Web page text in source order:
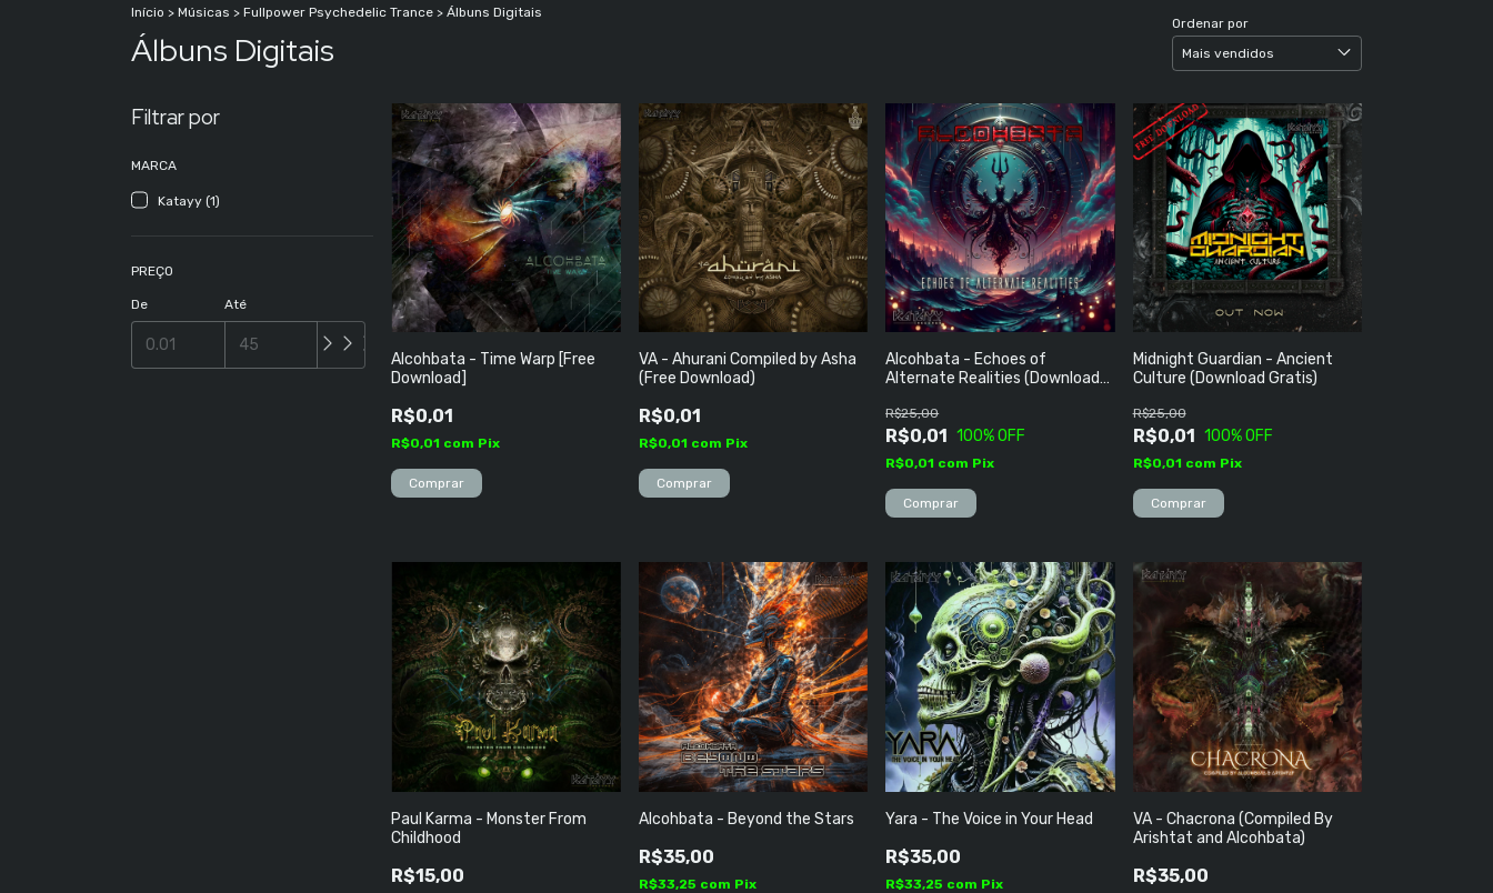
Início > Músicas > Fullpower Psychedelic Trance > Álbuns Digitais
Álbuns Digitais
Ordenar por
Filtrar por
MARCA
Katayy (1)
PREÇO
De Até
Alcohbata - Time Warp [Free
Download]
R$0,01
R$0,01 com Pix
VA - Ahurani Compiled by Asha
(Free Download)
R$0,01
R$0,01 com Pix
Alcohbata - Echoes of
Alternate Realities (Download
R$0,01
R$25,00
100% OFF
R$0,01 com Pix
Midnight Guardian - Ancient
Culture (Download Gratis)
R$0,01
R$25,00
100% OFF
R$0,01 com Pix
Paul Karma - Monster From
Childhood
R$15,00
Alcohbata - Beyond the Stars
R$35,00
R$33,25 com Pix
Yara - The Voice in Your Head
R$35,00
R$33,25 com Pix
VA - Chacrona (Compiled By
Arishtat and Alcohbata)
R$35,00